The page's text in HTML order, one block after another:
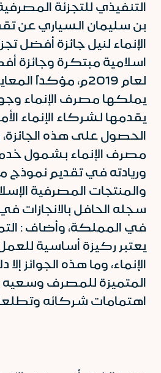
التنفيذي للتجزئة
بن سليمان السياري عن
الإنماء لنيل جائزة أفضل
اسلامية مبتكرة وجائزة
لعام 2019م، مؤكداً
يملكها مصرف الإنماء
يقدمها لشركاء الإنماء
الحصول على هذه
مصرف الإنماء بشمول
وريادته في تقديم نموذج
والمنتجات المصرفية
سجله الحافل
في المملكة، وأضاف :
يعتبر ركيزة أساسية
الإنماء، وما هذه الجوائز
المتميزة للمصرف وسعيه
اهتمامات شركائه